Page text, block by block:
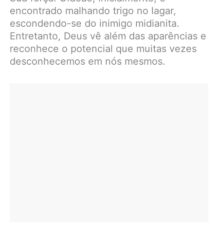
encontrado malhando trigo no lagar,
escondendo-se do inimigo midianita.
Entretanto, Deus vê além das aparências e
reconhece o potencial que muitas vezes
desconhecemos em nós mesmos.